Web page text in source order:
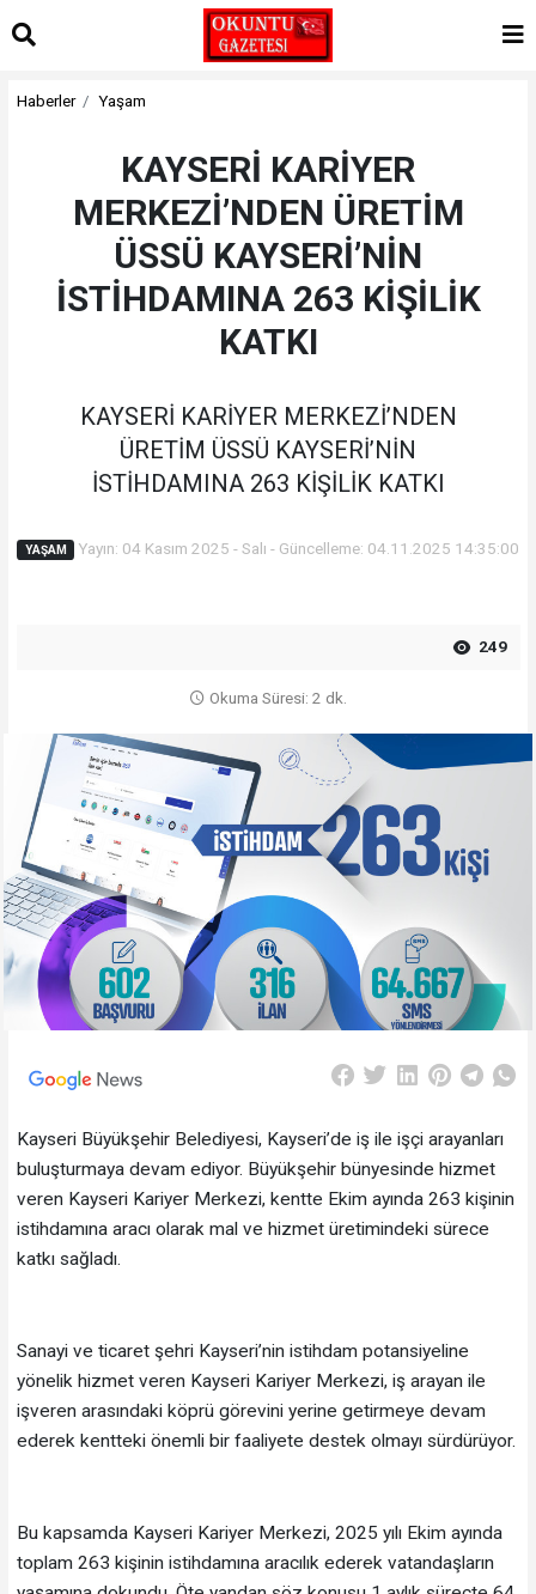
Haberler Yaşam
KAYSERİ KARİYER
MERKEZİ’NDEN ÜRETİM
ÜSSÜ KAYSERİ’NİN
İSTİHDAMINA 263 KİŞİLİK
KATKI
KAYSERİ KARİYER MERKEZİ’NDEN
ÜRETİM ÜSSÜ KAYSERİ’NİN
İSTİHDAMINA 263 KİŞİLİK KATKI
YAŞAM Yayın: 04 Kasım 2025 - Salı - Güncelleme: 04.11.2025 14:35:00
249
Okuma Süresi: 2 dk.
Kayseri Büyükşehir Belediyesi, Kayseri’de iş ile işçi arayanları
buluşturmaya devam ediyor. Büyükşehir bünyesinde hizmet
veren Kayseri Kariyer Merkezi, kentte Ekim ayında 263 kişinin
istihdamına aracı olarak mal ve hizmet üretimindeki sürece
katkı sağladı.
Sanayi ve ticaret şehri Kayseri’nin istihdam potansiyeline
yönelik hizmet veren Kayseri Kariyer Merkezi, iş arayan ile
işveren arasındaki köprü görevini yerine getirmeye devam
ederek kentteki önemli bir faaliyete destek olmayı sürdürüyor.
Bu kapsamda Kayseri Kariyer Merkezi, 2025 yılı Ekim ayında
toplam 263 kişinin istihdamına aracılık ederek vatandaşların